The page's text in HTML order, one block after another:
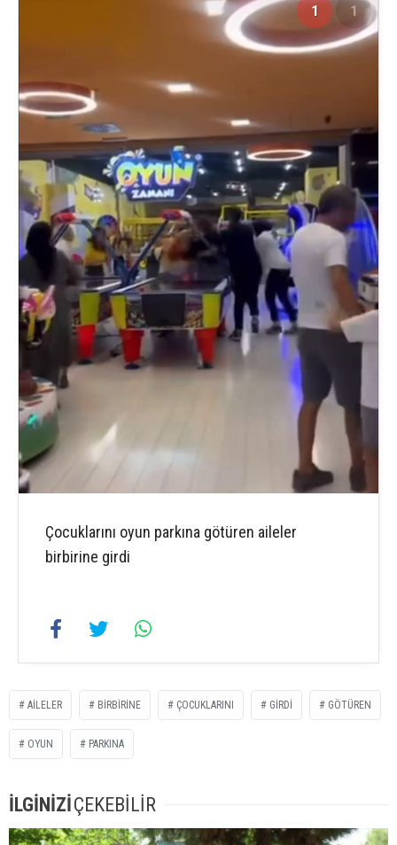
1 1
Çocuklarını oyun parkına götüren aileler
birbirine girdi
AILELER BIRBIRINE ÇOCUKLARINI GIRDI GÖTÜREN
OYUN PARKINA
İLGİNİZİÇEKEBİLİR